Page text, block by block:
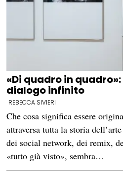
«Di quadro in
dialogo infinito
REBECCA SIVIERI
Che cosa significa essere
attraversa tutta la storia
dei social network, dei remix,
«tutto già visto», sembra…